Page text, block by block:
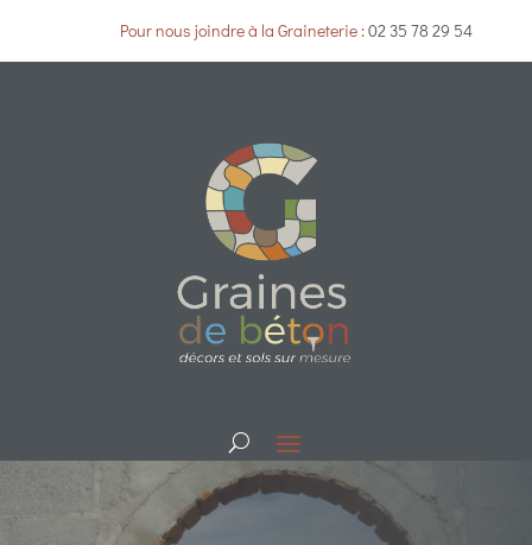
Pour nous joindre à la Graineterie :02 35 78 29 54